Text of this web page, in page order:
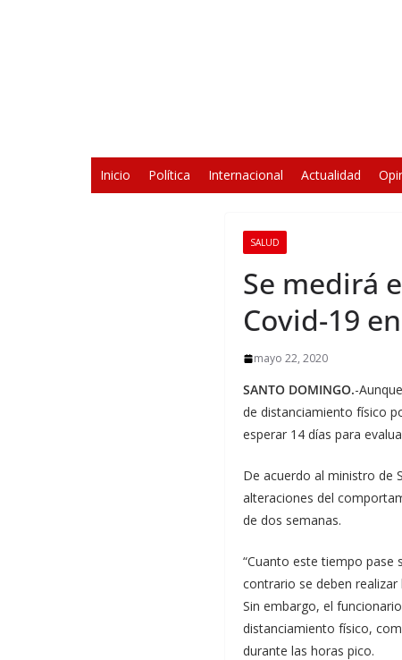
Inicio Política Internacional Actualidad
SALUD
Se medirá
Covid-19
mayo 22, 2020
SANTO DOMINGO.-
de distanciamiento físico
esperar 14 días para
De acuerdo al ministro de
alteraciones del
de dos semanas.
“Cuanto este tiempo pase
contrario se deben realizar
Sin embargo, el
distanciamiento físico,
durante las horas pico.